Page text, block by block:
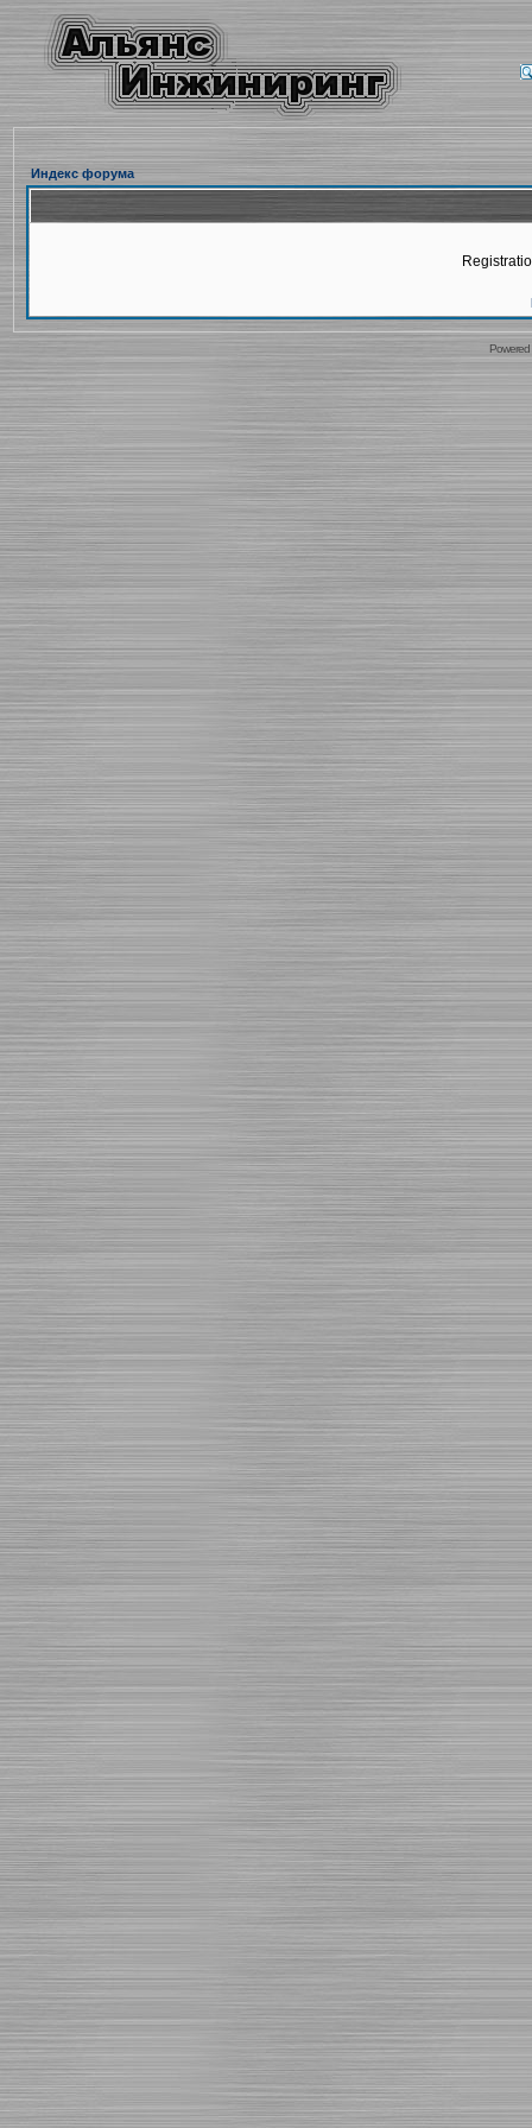
Индекс форума